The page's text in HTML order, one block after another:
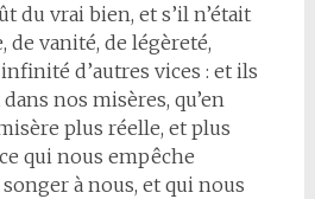
du vrai bien, et s’il n’était
de vanité, de légèreté,
d’autres vices : et ils
nos misères, qu’en
plus réelle, et plus
qui nous empêche
à nous, et qui nous